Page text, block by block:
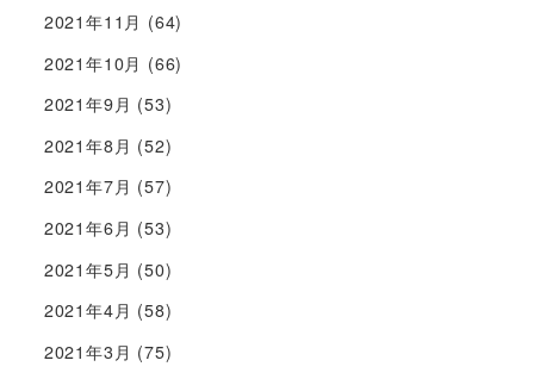
2021年11月 (64)
2021年10月 (66)
2021年9月 (53)
2021年8月 (52)
2021年7月 (57)
2021年6月 (53)
2021年5月 (50)
2021年4月 (58)
2021年3月 (75)